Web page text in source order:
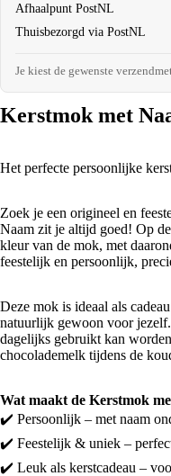
Afhaalpunt PostNL
Thuisbezorgd via PostNL
Je kiest de gewenste
Kerstmok met
Het perfecte persoonlijke
Zoek je een origineel en
Naam zit je altijd goed! Op
kleur van de mok, met
feestelijk en persoonlijk,
Deze mok is ideaal als
natuurlijk gewoon voor
dagelijks gebruikt kan
chocolademelk tijdens de
Wat maakt de Kerstmok
✔️ Persoonlijk – met naam
✔️ Feestelijk & uniek –
✔️ Leuk als kerstcadeau –